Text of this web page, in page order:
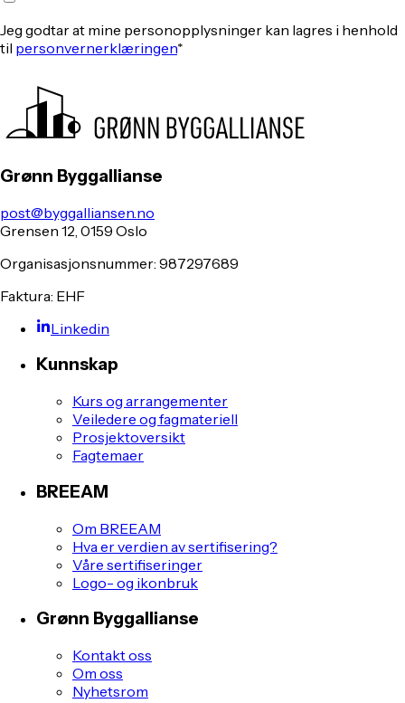
Jeg godtar at mine personopplysninger kan lagres i henhold
til personvernerklæringen*
Grønn Byggallianse
post@byggalliansen.no
Grensen 12, 0159 Oslo
Organisasjonsnummer: 987297689
Faktura: EHF
Linkedin
Kunnskap
Kurs og arrangementer
Veiledere og fagmateriell
Prosjektoversikt
Fagtemaer
BREEAM
Om BREEAM
Hva er verdien av sertifisering?
Våre sertifiseringer
Logo- og ikonbruk
Grønn Byggallianse
Kontakt oss
Om oss
Nyhetsrom